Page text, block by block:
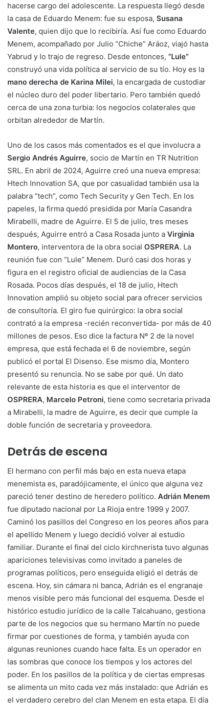
hacerse cargo del adolescente. La respuesta llegó desde
la casa de Eduardo Menem: fue su esposa, Susana
Valente, quien dijo que lo recibiría. Así fue como Eduardo
Menem, acompañado por Julio “Chiche” Aráoz, viajó hasta
Yabrud y lo trajo de regreso. Desde entonces, “Lule”
construyó una vida política al servicio de su tío. Hoy es la
mano derecha de Karina Milei, la encargada de custodiar
el núcleo duro del poder libertario. Pero también quedó
cerca de una zona turbia: los negocios colaterales que
orbitan alrededor de Martín.
Uno de los casos más comentados es el que involucra a
Sergio Andrés Aguirre, socio de Martín en TR Nutrition
SRL. En abril de 2024, Aguirre creó una nueva empresa:
Htech Innovation SA, que por casualidad también usa la
palabra “tech”, como Tech Security y Gen Tech. En los
papeles, la firma quedó presidida por María Casandra
Mirabelli, madre de Aguirre. El 5 de julio, tres meses
después, Aguirre entró a Casa Rosada junto a Virginia
Montero, interventora de la obra social OSPRERA. La
reunión fue con “Lule” Menem. Duró casi dos horas y
figura en el registro oficial de audiencias de la Casa
Rosada. Pocos días después, el 18 de julio, Htech
Innovation amplió su objeto social para ofrecer servicios
de consultoría. El giro fue quirúrgico: la obra social
contrató a la empresa -recién reconvertida- por más de 40
millones de pesos. Eso dice la factura Nº 2 de la novel
empresa, que está fechada el 6 de noviembre, según
publicó el portal El Disenso. Ese mismo día, Montero
presentó su renuncia. No se sabe por qué. Un dato
relevante de esta historia es que el interventor de
OSPRERA, Marcelo Petroni, tiene como secretaria privada
a Mirabelli, la madre de Aguirre, es decir que cumple la
doble función de secretaria y proveedora.
Detrás de escena
El hermano con perfil más bajo en esta nueva etapa
menemista es, paradójicamente, el único que alguna vez
pareció tener destino de heredero político. Adrián Menem
fue diputado nacional por La Rioja entre 1999 y 2007.
Caminó los pasillos del Congreso en los peores años para
el apellido Menem y luego decidió volver al estudio
familiar. Durante el final del ciclo kirchnerista tuvo algunas
apariciones televisivas como invitado a paneles de
programas políticos, pero enseguida eligió el detrás de
escena. Hoy, sin cámara ni banca, Adrián es el engranaje
menos visible pero más funcional del esquema. Desde el
histórico estudio jurídico de la calle Talcahuano, gestiona
parte de los negocios que su hermano Martín no puede
firmar por cuestiones de forma, y también ayuda con
algunas reuniones cuando hace falta. Es un operador en
las sombras que conoce los tiempos y los actores del
poder. En los pasillos de la política y de ciertas empresas
se alimenta un mito cada vez más instalado: que Adrián es
el verdadero cerebro del clan Menem en esta etapa. El día